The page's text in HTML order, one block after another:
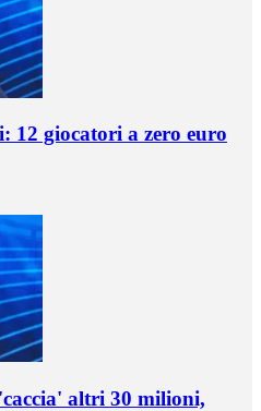
12 giocatori a zero euro
altri 30 milioni,